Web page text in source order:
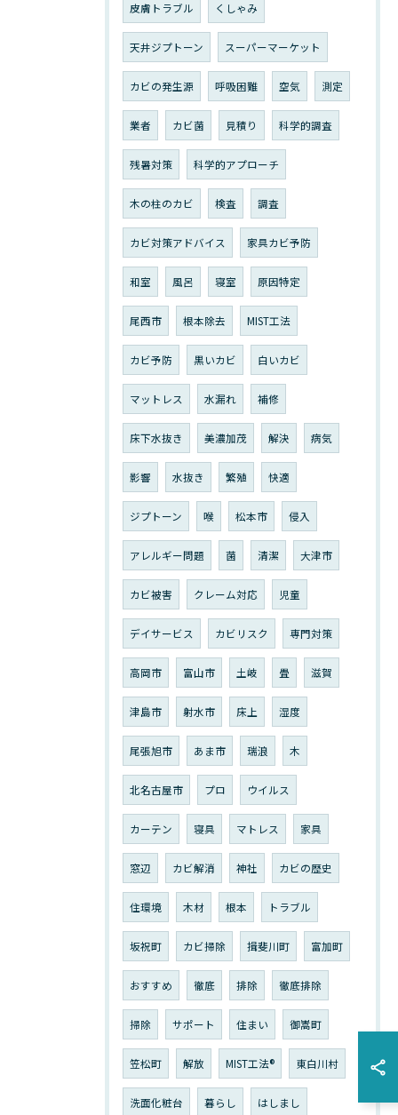
皮膚トラブル くしゃみ
天井ジプトーン スーパーマーケット
カビの発生源 呼吸困難 空気 測定
業者 カビ菌 見積り 科学的調査
残暑対策 科学的アプローチ
木の柱のカビ 検査 調査
カビ対策アドバイス 家具カビ予防
和室 風呂 寝室 原因特定
尾西市 根本除去 MIST工法
カビ予防 黒いカビ 白いカビ
マットレス 水漏れ 補修
床下水抜き 美濃加茂 解決 病気
影響 水抜き 繁殖 快適
ジプトーン 喉 松本市 侵入
アレルギー問題 菌 清潔 大津市
カビ被害 クレーム対応 児童
デイサービス カビリスク 専門対策
高岡市 富山市 土岐 畳 滋賀
津島市 射水市 床上 湿度
尾張旭市 あま市 瑞浪 木
北名古屋市 プロ ウイルス
カーテン 寝具 マトレス 家具
窓辺 カビ解消 神社 カビの歴史
住環境 木材 根本 トラブル
坂祝町 カビ掃除 揖斐川町 富加町
おすすめ 徹底 排除 徹底排除
掃除 サポート 住まい 御嵩町
笠松町 解放 MIST工法®︎ 東白川村
洗面化粧台 暮らし はしまし